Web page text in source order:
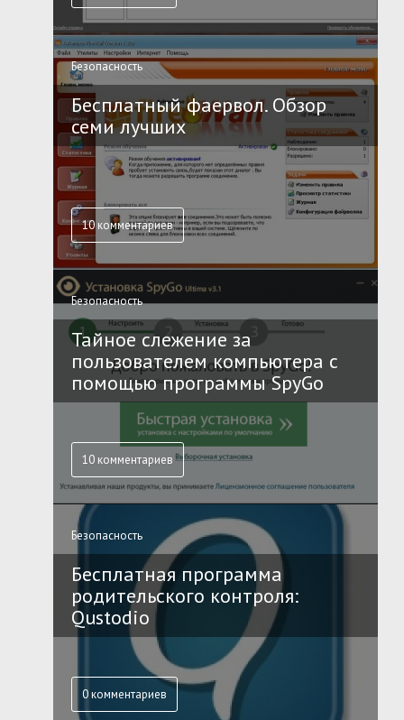
Безопасность
Бесплатный фаервол. Обзор
семи лучших
10 комментариев
Безопасность
Тайное слежение за
пользователем компьютера с
помощью программы SpyGo
10 комментариев
Безопасность
Бесплатная программа
родительского контроля:
Qustodio
0 комментариев